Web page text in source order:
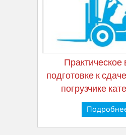
Практическое
подготовке к
погрузчике